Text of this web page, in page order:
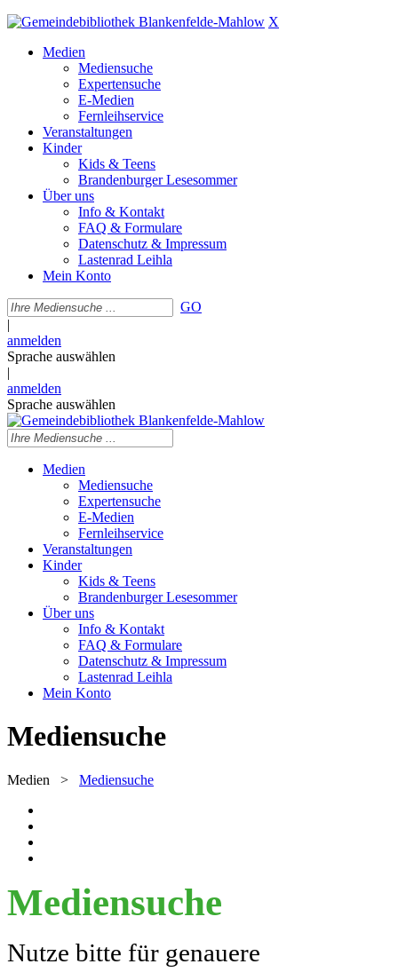
X
Medien
Mediensuche
Expertensuche
E-Medien
Fernleihservice
Veranstaltungen
Kinder
Kids & Teens
Brandenburger Lesesommer
Über uns
Info & Kontakt
FAQ & Formulare
Datenschutz & Impressum
Lastenrad Leihla
Mein Konto
GO
|
anmelden
Sprache auswählen
|
anmelden
Sprache auswählen
Medien
Mediensuche
Expertensuche
E-Medien
Fernleihservice
Veranstaltungen
Kinder
Kids & Teens
Brandenburger Lesesommer
Über uns
Info & Kontakt
FAQ & Formulare
Datenschutz & Impressum
Lastenrad Leihla
Mein Konto
Mediensuche
Medien > Mediensuche
Mediensuche
Nutze bitte für genauere